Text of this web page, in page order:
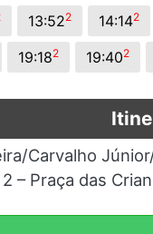
13:522 14:142
19:182 19:402
Carvalho
2 – Praça das